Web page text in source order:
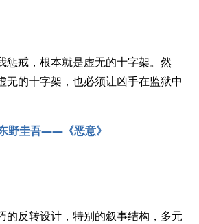
惩戒，根本就是虚无的十字架。然
无的十字架，也必须让凶手在监狱中
野圭吾——《恶意》
的反转设计，特别的叙事结构，多元